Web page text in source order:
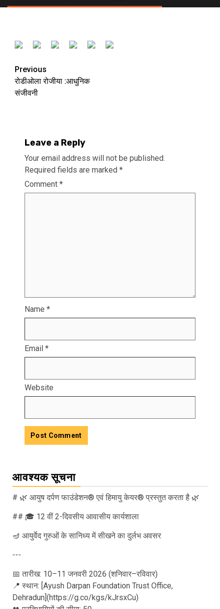
Previous
रोडीओला रोजीया :आधुनिक
संजीवनी
Leave a Reply
Your email address will not be published.
Required fields are marked *
Comment *
Name *
Email *
Website
आवश्यक सूचना
# 🌿 आयुष दर्पण फाउंडेशन® एवं हिमायु केयर® प्रस्तुत करता है 🌿
## 🎓 12 वीं 2-दिवसीय आवासीय कार्यशाला
🪔 आयुर्वेद गुरुओं के सानिध्य में सीखने का दुर्लभ अवसर
---
📅 तारीख: 10–11 जनवरी 2026 (शनिवार–रविवार)
📍 स्थान: [Ayush Darpan Foundation Trust Office,
Dehradun](https://g.co/kgs/kJrsxCu)